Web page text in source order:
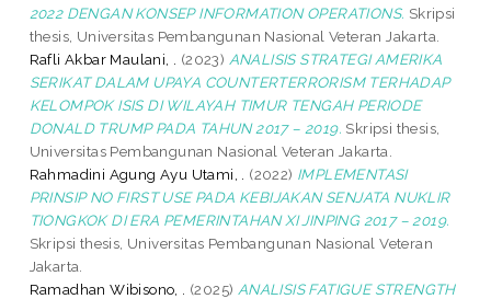
2022 DENGAN KONSEP INFORMATION OPERATIONS. Skripsi
thesis, Universitas Pembangunan Nasional Veteran Jakarta.
Rafli Akbar Maulani, .
(2023) ANALISIS STRATEGI AMERIKA
SERIKAT DALAM UPAYA COUNTERTERRORISM TERHADAP
KELOMPOK ISIS DI WILAYAH TIMUR TENGAH PERIODE
DONALD TRUMP PADA TAHUN 2017 – 2019. Skripsi thesis,
Universitas Pembangunan Nasional Veteran Jakarta.
Rahmadini Agung Ayu Utami, .
(2022) IMPLEMENTASI
PRINSIP NO FIRST USE PADA KEBIJAKAN SENJATA NUKLIR
TIONGKOK DI ERA PEMERINTAHAN XI JINPING 2017 – 2019.
Skripsi thesis, Universitas Pembangunan Nasional Veteran
Jakarta.
Ramadhan Wibisono, .
(2025) ANALISIS FATIGUE STRENGTH